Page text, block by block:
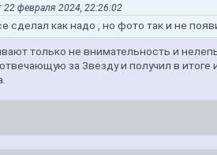
22 февраля 2024, 22:26:02
сделал как надо , но фото так и не
только не внимательность и
за Звезду и получил в